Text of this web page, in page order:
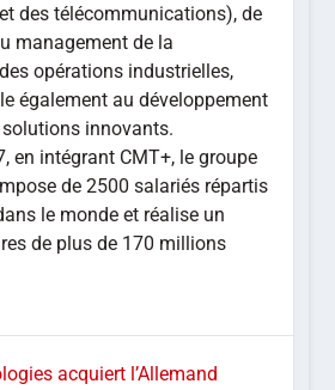
des télécommunications), de
management de la
opérations industrielles,
également au développement
innovants.
en intégrant CMT+, le groupe
de 2500 salariés répartis
le monde et réalise un
de plus de 170 millions